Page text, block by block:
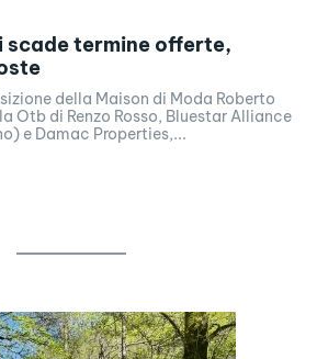
scade termine offerte,
della Maison di Moda Roberto
Otb di Renzo Rosso, Bluestar Alliance
e Damac Properties,...